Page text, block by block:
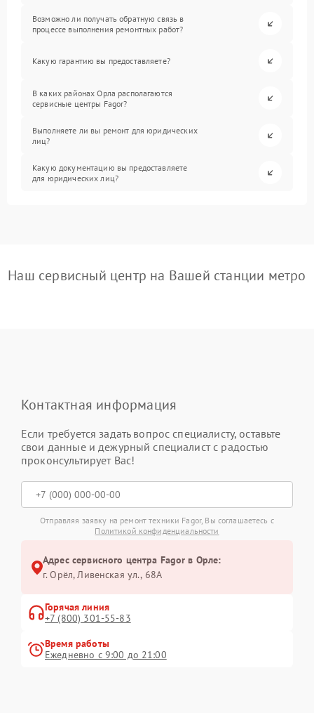
Возможно ли получать обратную связь в
процессе выполнения ремонтных работ?
Какую гарантию вы предоставляете?
В каких районах Орла располагаются
сервисные центры Fagor?
Выполняете ли вы ремонт для юридических
лиц?
Какую документацию вы предоставляете
для юридических лиц?
Наш сервисный центр на Вашей станции метро
Контактная информация
Если требуется задать вопрос специалисту, оставьте
свои данные и дежурный специалист с радостью
проконсультирует Вас!
Отправляя заявку на ремонт техники Fagor, Вы соглашаетесь с
Политикой конфиденциальности
Адрес сервисного центра Fagor в Орле:
г. Орёл, Ливенская ул., 68А
Горячая линия
+7 (800) 301-55-83
Время работы
Ежедневно с 9:00 до 21:00